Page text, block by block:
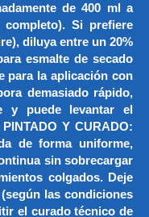
de 400 ml a
Si prefiere
diluya entre un 20%
esmalte de secado
para la aplicación con
demasiado rápido,
y puede levantar el
Y CURADO:
de forma uniforme,
sin sobrecargar
colgados. Deje
las condiciones
el curado técnico de